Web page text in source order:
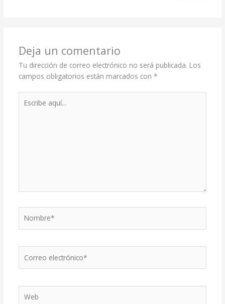
Deja un comentario
Tu dirección de correo electrónico no será publicada. Los
campos obligatorios están marcados con *
aquí...
electrónico*